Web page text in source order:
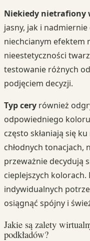
Niekiedy nietrafiony
jasny, jak i
niechcianym efektem
nieestetyczności
testowanie różnych
podjęciem decyzji.
Typ cery również
odpowiedniego koloru
często skłaniają się
chłodnych tonacjach,
przeważnie decydują
cieplejszych
indywidualnych
osiągnąć spójny i
Jakie są zalety
podkładów?